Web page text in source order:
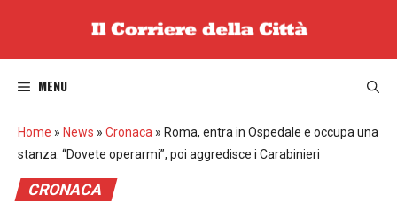
MENU
Home » News » Cronaca » Roma, entra in Ospedale e occupa una
stanza: “Dovete operarmi”, poi aggredisce i Carabinieri
CRONACA